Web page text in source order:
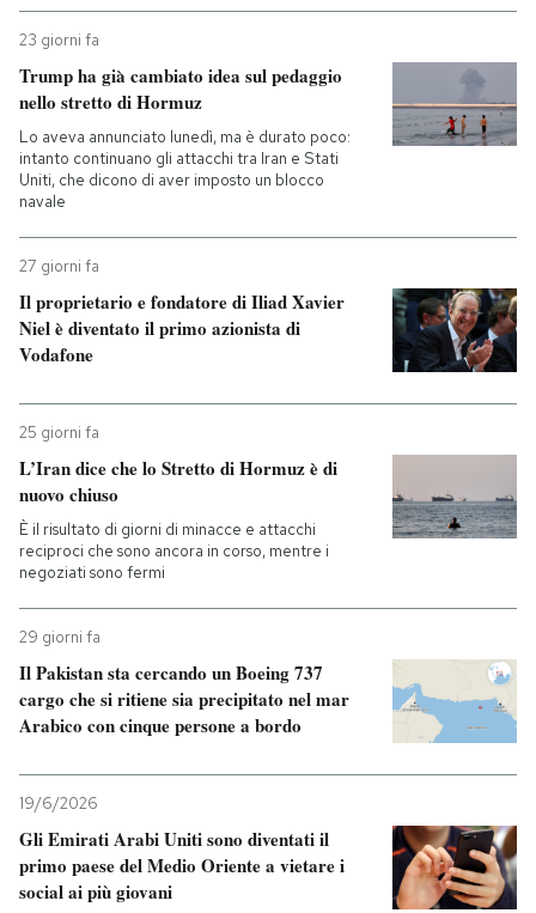
23 giorni fa
Trump ha già cambiato idea sul pedaggio
nello stretto di Hormuz
Lo aveva annunciato lunedì, ma è durato poco:
intanto continuano gli attacchi tra Iran e Stati
Uniti, che dicono di aver imposto un blocco
navale
27 giorni fa
Il proprietario e fondatore di Iliad Xavier
Niel è diventato il primo azionista di
Vodafone
25 giorni fa
L’Iran dice che lo Stretto di Hormuz è di
nuovo chiuso
È il risultato di giorni di minacce e attacchi
reciproci che sono ancora in corso, mentre i
negoziati sono fermi
29 giorni fa
Il Pakistan sta cercando un Boeing 737
cargo che si ritiene sia precipitato nel mar
Arabico con cinque persone a bordo
19/6/2026
Gli Emirati Arabi Uniti sono diventati il
primo paese del Medio Oriente a vietare i
social ai più giovani